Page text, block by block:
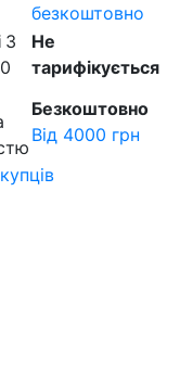
безкоштовно
З
Не
тарифікується
Безкоштовно
Від 4000 грн